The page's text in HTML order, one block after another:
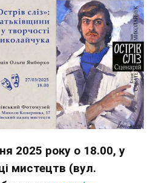
2025 року о 18.00, у
мистецтв (вул.